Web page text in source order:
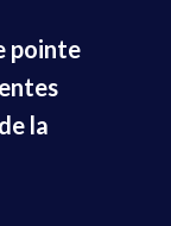
pointe
la